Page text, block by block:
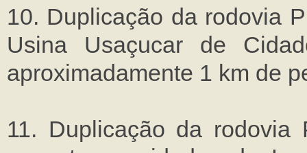
10. Duplicação da rodovia
Usina Usaçucar de
aproximadamente 1 km de
11. Duplicação da